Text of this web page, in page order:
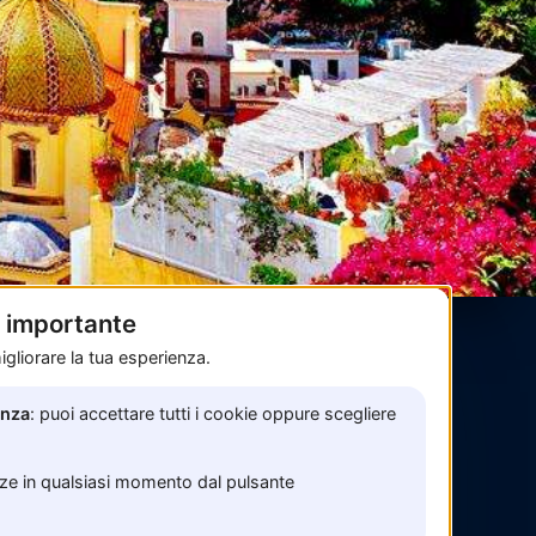
Pagamenti sicuri con
importante
la tua esperienza.
: puoi accettare tutti i cookie oppure scegliere
in qualsiasi momento dal pulsante